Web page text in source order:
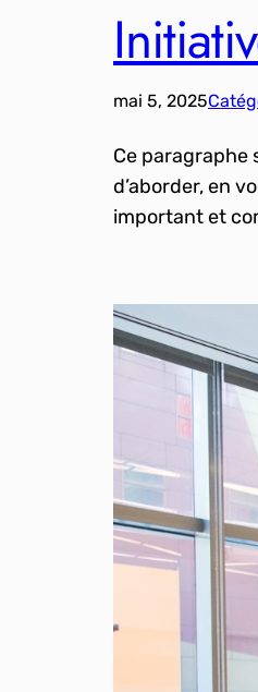
mai 5, 2025
Ce paragraphe
d’aborder, en
important et